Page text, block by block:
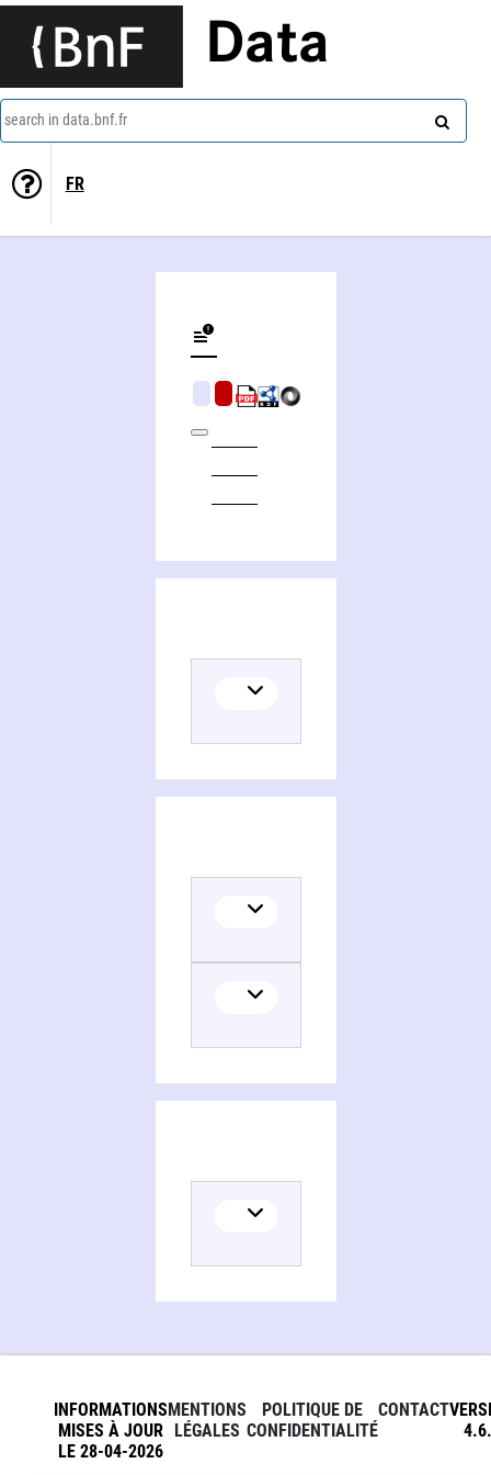
Data
search in data.bnf.fr
FR
INFORMATIONS
MISES À JOUR
LE 28-04-2026
MENTIONS
LÉGALES
POLITIQUE DE
CONFIDENTIALITÉ
CONTACT